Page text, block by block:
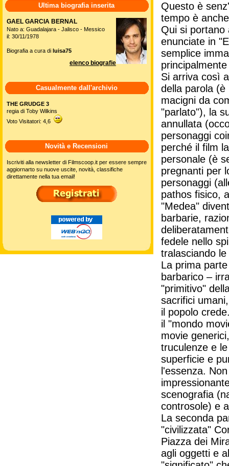
Questo è
tempo è
Qui si portano
enunciate in
semplice
Si arriva così
della parola
macigni da
"parlato"), la
annullata
personaggi
perché il film
personale (è
pregnanti per
personaggi
pathos fisico,
"Medea"
barbarie,
fedele nello
tralasciando
La prima
barbarico –
"primitivo"
sacrifici
il popolo
il "mondo
movie
truculenze e
superficie e
l'essenza.
scenografia
controsole) e
La seconda
"civilizzata"
Piazza dei
agli oggetti e
Ultima biografia inserita
GAEL GARCIA BERNAL
Nato a: Guadalajara - Jalisco - Messico
il: 30/11/1978
Biografia a cura di luisa75
elenco biografie
Casualmente dall'archivio
THE GRUDGE 3
regia di Toby Wilkins
Voto Visitatori: 4,6
Novità e Recensioni
Iscriviti alla newsletter di Filmscoop.it per essere sempre
aggiornarto su nuove uscite, novità, classifiche
direttamente nella tua email!